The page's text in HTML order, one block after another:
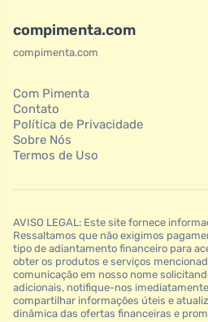
compimenta.com
compimenta.com
Com Pimenta
Contato
Política de Privacidade
Sobre Nós
Termos de Uso
AVISO LEGAL: Este site fornece
Ressaltamos que não exigimos
tipo de adiantamento financeiro para
obter os produtos e serviços
comunicação em nosso nome
adicionais, notifique-nos
compartilhar informações úteis e
dinâmica das ofertas financeiras e